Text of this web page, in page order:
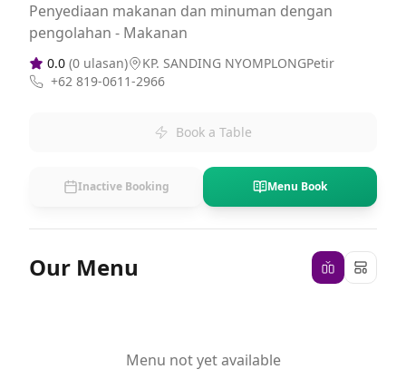
Penyediaan makanan dan minuman dengan
pengolahan - Makanan
0.0 (0 ulasan)
KP. SANDING NYOMPLONGPetir
+62 819-0611-2966
Book a Table
Inactive Booking Menu Book
Our Menu
Menu not yet available